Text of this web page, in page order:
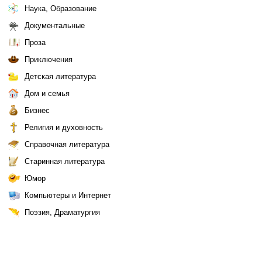
Наука, Образование
Документальные
Проза
Приключения
Детская литература
Дом и семья
Бизнес
Религия и духовность
Справочная литература
Старинная литература
Юмор
Компьютеры и Интернет
Поэзия, Драматургия